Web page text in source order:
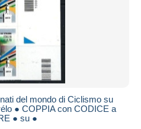
del mondo di Ciclismo su
● COPPIA con CODICE a
● su ●